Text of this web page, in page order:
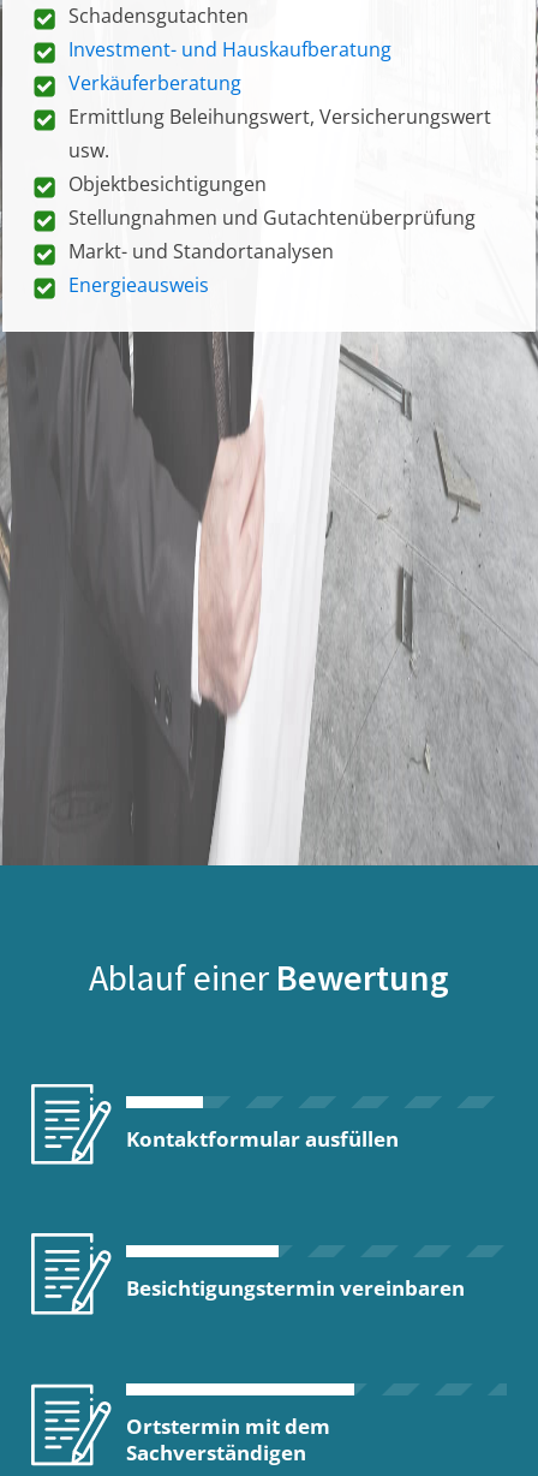
Schadensgutachten
Investment- und Hauskaufberatung
Verkäuferberatung
Ermittlung Beleihungswert, Versicherungswert
usw.
Objektbesichtigungen
Stellungnahmen und Gutachtenüberprüfung
Markt- und Standortanalysen
Energieausweis
Ablauf einer Bewertung
Kontaktformular ausfüllen
Besichtigungstermin vereinbaren
Ortstermin mit dem
Sachverständigen